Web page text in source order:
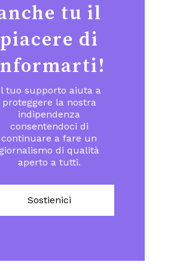
tu il
piacere di
tuo supporto aiuta a
proteggere la nostra
indipendenza
consentendoci di
continuare a fare un
di qualità
aperto a tutti.
Sostienici